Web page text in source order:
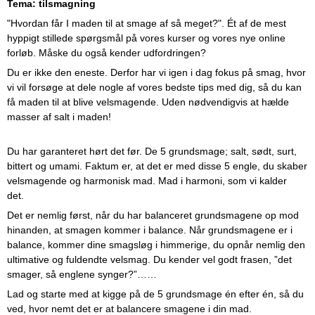
Tema: tilsmagning
"Hvordan får I maden til at smage af så meget?". Ét af de mest
hyppigt stillede spørgsmål på vores kurser og vores nye online
forløb. Måske du også kender udfordringen?
Du er ikke den eneste. Derfor har vi igen i dag fokus på smag, hvor
vi vil forsøge at dele nogle af vores bedste tips med dig, så du kan
få maden til at blive velsmagende. Uden nødvendigvis at hælde
masser af salt i maden!
Du har garanteret hørt det før. De 5 grundsmage; salt, sødt, surt,
bittert og umami. Faktum er, at det er med disse 5 engle, du skaber
velsmagende og harmonisk mad. Mad i harmoni, som vi kalder
det.
Det er nemlig først, når du har balanceret grundsmagene op mod
hinanden, at smagen kommer i balance. Når grundsmagene er i
balance, kommer dine smagsløg i himmerige, du opnår nemlig den
ultimative og fuldendte velsmag. Du kender vel godt frasen, ”det
smager, så englene synger?”……
Lad og starte med at kigge på de 5 grundsmage én efter én, så du
ved, hvor nemt det er at balancere smagene i din mad.